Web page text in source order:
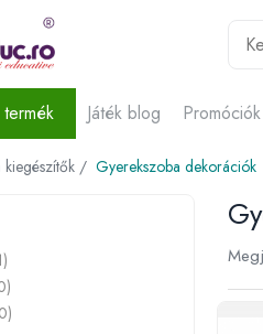
Játék blog
kiegészítők / Gyerekszoba dekorációk